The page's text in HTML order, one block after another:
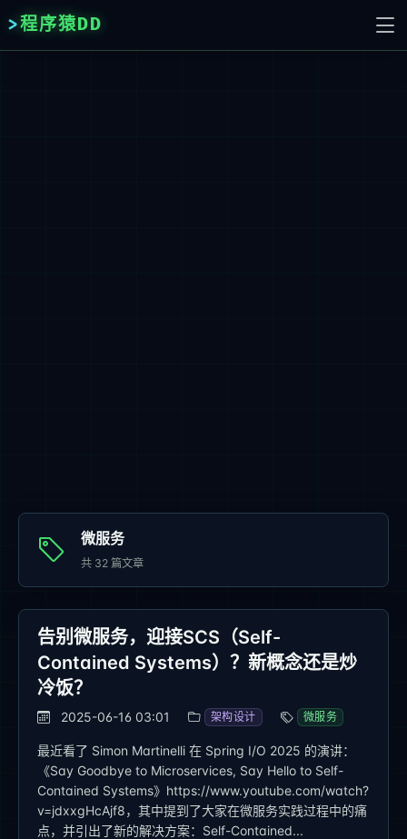
程序猿DD
微服务
共 32 篇文章
告别微服务，迎接SCS（Self-
Contained Systems）？新概念还是炒
冷饭？
2025-06-16 03:01 架构设计 微服务
最近看了 Simon Martinelli 在 Spring I/O 2025 的演讲：
《Say Goodbye to Microservices, Say Hello to Self-
Contained Systems》https://www.youtube.com/watch?
v=jdxxgHcAjf8，其中提到了大家在微服务实践过程中的痛
点，并引出了新的解决方案：Self-Contained...